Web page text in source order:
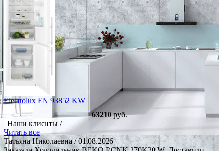
Electrolux EN 93852 KW
63210руб.
Наши клиенты /
Читать все
Татьяна Николаевна/ 01.08.2026